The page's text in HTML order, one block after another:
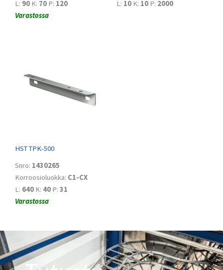
L: 90 K: 70 P: 120
Varastossa
L: 10 K: 10 P: 2000
HST TPK-500
Snro: 1430265
Korroosioluokka: C1-CX
L: 640 K: 40 P: 31
Varastossa